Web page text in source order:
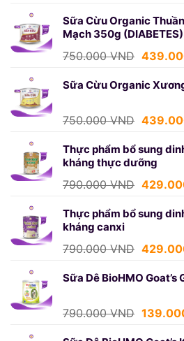
là:
Sữa Cừu Organic
Mạch 350g (DIABETES)
750.000VND Giá
là:
Sữa Cừu Organic
750.000VND Giá
là:
750.000
Thực phẩm bổ sung
kháng thực dưỡng
790.000VND Giá
là:
Thực phẩm bổ sung
kháng canxi
790.000VND Giá
là:
Sữa Dê BioHMO Goat’s
790.000VND Giá